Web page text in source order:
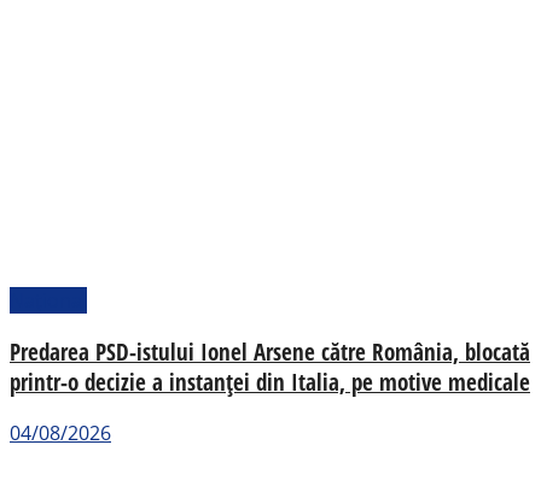
Predarea PSD-istului Ionel Arsene către România, blocată
printr-o decizie a instanței din Italia, pe motive medicale
04/08/2026